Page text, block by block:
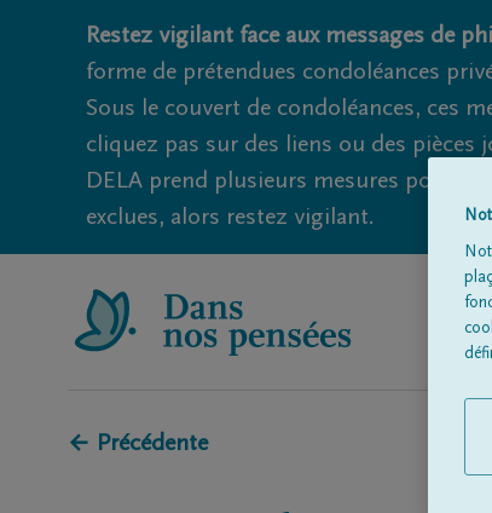
Restez vigilant face aux messages de
forme de prétendues condoléances
Sous le couvert de condoléances, ces
cliquez pas sur des liens ou des pièces
DELA prend plusieurs mesures pour
exclues, alors restez vigilant.
← Précédente